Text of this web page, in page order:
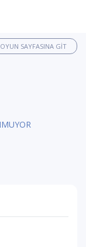
OYUN SAYFASINA GIT